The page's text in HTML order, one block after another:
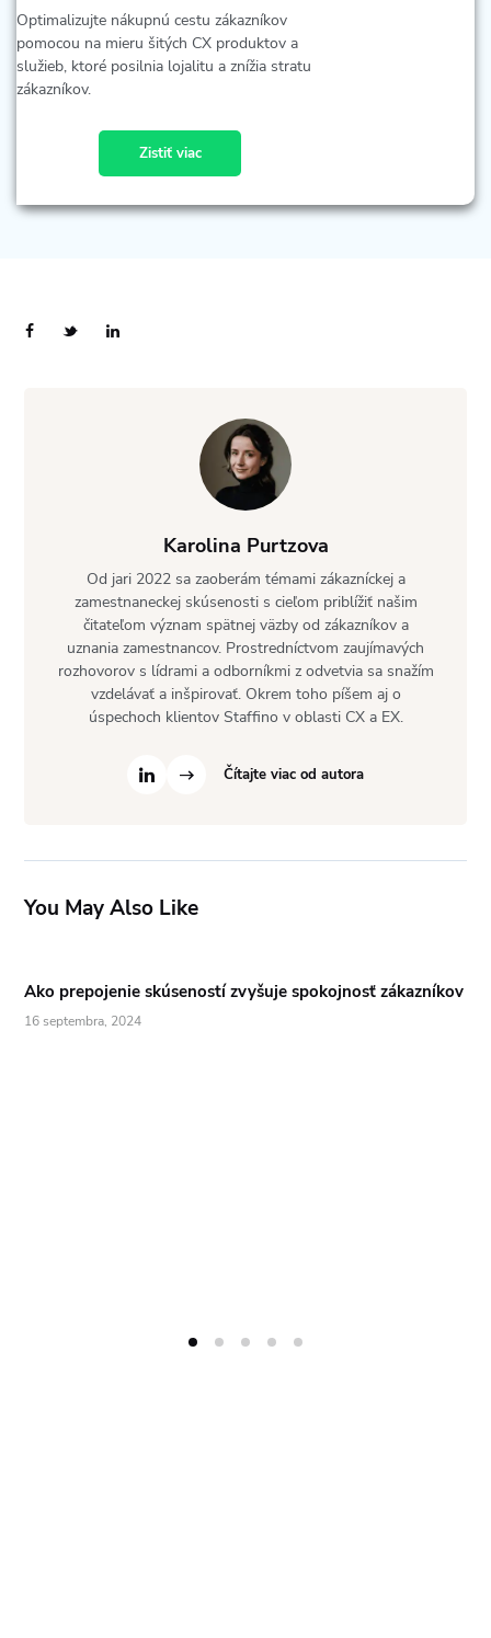
Optimalizujte nákupnú cestu zákazníkov
pomocou na mieru šitých CX produktov a
služieb, ktoré posilnia lojalitu a znížia stratu
zákazníkov.
Zistiť viac
Karolina Purtzova
Od jari 2022 sa zaoberám témami zákazníckej a
zamestnaneckej skúsenosti s cieľom priblížiť našim
čitateľom význam spätnej väzby od zákazníkov a
uznania zamestnancov. Prostredníctvom zaujímavých
rozhovorov s lídrami a odborníkmi z odvetvia sa snažím
vzdelávať a inšpirovať. Okrem toho píšem aj o
úspechoch klientov Staffino v oblasti CX a EX.
Čítajte viac od autora
You May Also Like
Ako prepojenie skúseností zvyšuje spokojnosť zákazníkov
16 septembra, 2024